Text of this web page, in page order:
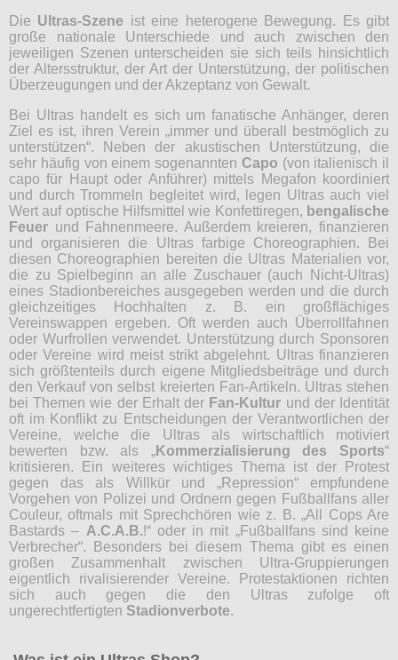
Die Ultras-Szene ist eine heterogene Bewegung. Es gibt
große nationale Unterschiede und auch zwischen den
jeweiligen Szenen unterscheiden sie sich teils hinsichtlich
der Altersstruktur, der Art der Unterstützung, der politischen
Überzeugungen und der Akzeptanz von Gewalt.
Bei Ultras handelt es sich um fanatische Anhänger, deren
Ziel es ist, ihren Verein „immer und überall bestmöglich zu
unterstützen“. Neben der akustischen Unterstützung, die
sehr häufig von einem sogenannten Capo (von italienisch il
capo für Haupt oder Anführer) mittels Megafon koordiniert
und durch Trommeln begleitet wird, legen Ultras auch viel
Wert auf optische Hilfsmittel wie Konfettiregen, bengalische
Feuer und Fahnenmeere. Außerdem kreieren, finanzieren
und organisieren die Ultras farbige Choreographien. Bei
diesen Choreographien bereiten die Ultras Materialien vor,
die zu Spielbeginn an alle Zuschauer (auch Nicht-Ultras)
eines Stadionbereiches ausgegeben werden und die durch
gleichzeitiges Hochhalten z. B. ein großflächiges
Vereinswappen ergeben. Oft werden auch Überrollfahnen
oder Wurfrollen verwendet. Unterstützung durch Sponsoren
oder Vereine wird meist strikt abgelehnt. Ultras finanzieren
sich größtenteils durch eigene Mitgliedsbeiträge und durch
den Verkauf von selbst kreierten Fan-Artikeln. Ultras stehen
bei Themen wie der Erhalt der Fan-Kultur und der Identität
oft im Konflikt zu Entscheidungen der Verantwortlichen der
Vereine, welche die Ultras als wirtschaftlich motiviert
bewerten bzw. als „Kommerzialisierung des Sports“
kritisieren. Ein weiteres wichtiges Thema ist der Protest
gegen das als Willkür und „Repression“ empfundene
Vorgehen von Polizei und Ordnern gegen Fußballfans aller
Couleur, oftmals mit Sprechchören wie z. B. „All Cops Are
Bastards – A.C.A.B.!“ oder in mit „Fußballfans sind keine
Verbrecher“. Besonders bei diesem Thema gibt es einen
großen Zusammenhalt zwischen Ultra-Gruppierungen
eigentlich rivalisierender Vereine. Protestaktionen richten
sich auch gegen die den Ultras zufolge oft
ungerechtfertigten Stadionverbote.